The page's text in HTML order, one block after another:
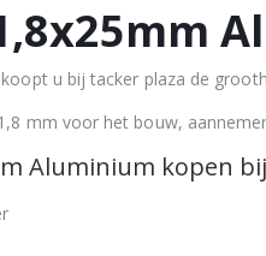
u bij tacker plaza de
mm voor het bouw,
Aluminium kopen